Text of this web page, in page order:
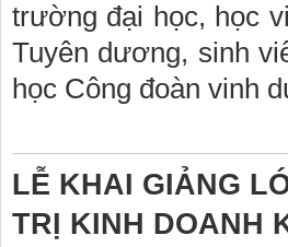
trường đại học, học
Tuyên dương, sinh
học Công đoàn vinh
LỄ KHAI GIẢNG
TRỊ KINH DOANH